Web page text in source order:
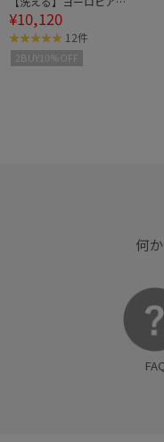
リネンベーシックシャ
ツ/一部セットアップ対
応
¥10,120
12件
2BUY10%OFF
何